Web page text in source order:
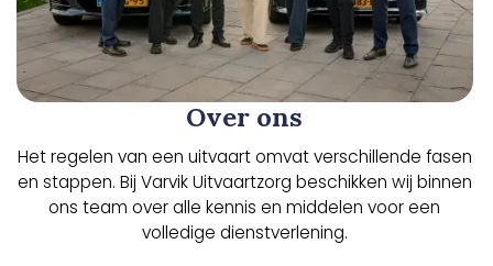
Over ons
Het regelen van een uitvaart omvat verschillende fasen
en stappen. Bij Varvik Uitvaartzorg beschikken wij binnen
ons team over alle kennis en middelen voor een
volledige dienstverlening.